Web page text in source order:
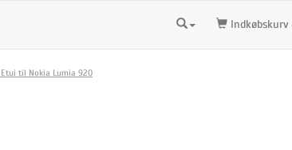
Indkøbskurv
til Nokia Lumia 920